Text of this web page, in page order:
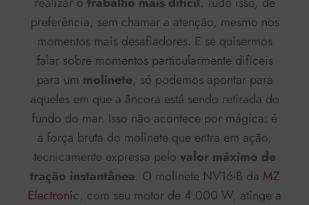
preferência, sem chamar a atenção, mesmo nos
momentos mais desafiadores. E se quisermos
falar sobre momentos particularmente difíceis
para um molinete, só podemos apontar para
aqueles em que a âncora está sendo retirada do
fundo do mar. Isso não acontece por mágica: é
a força bruta do molinete que entra em ação,
tecnicamente expressa pelo valor máximo de
tração instantânea. O molinete NV16-B da MZ
Electronic, com seu motor de 4.000 W, atinge a